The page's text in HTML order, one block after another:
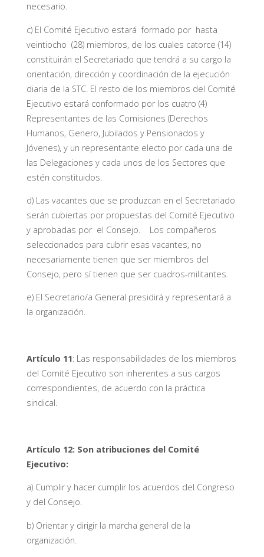
necesario.
c) El Comité Ejecutivo estará formado por hasta
veintiocho (28) miembros, de los cuales catorce (14)
constituirán el Secretariado que tendrá a su cargo la
orientación, dirección y coordinación de la ejecución
diaria de la STC. El resto de los miembros del Comité
Ejecutivo estará conformado por los cuatro (4)
Representantes de las Comisiones (Derechos
Humanos, Genero, Jubilados y Pensionados y
Jóvenes), y un representante electo por cada una de
las Delegaciones y cada unos de los Sectores que
estén constituidos.
d) Las vacantes que se produzcan en el Secretariado
serán cubiertas por propuestas del Comité Ejecutivo
y aprobadas por el Consejo. Los compañeros
seleccionados para cubrir esas vacantes, no
necesariamente tienen que ser miembros del
Consejo, pero sí tienen que ser cuadros-militantes.
e) El Secretario/a General presidirá y representará a
la organización.
Artículo 11: Las responsabilidades de los miembros
del Comité Ejecutivo son inherentes a sus cargos
correspondientes, de acuerdo con la práctica
sindical.
Artículo 12: Son atribuciones del Comité
Ejecutivo:
a) Cumplir y hacer cumplir los acuerdos del Congreso
y del Consejo.
b) Orientar y dirigir la marcha general de la
organización.